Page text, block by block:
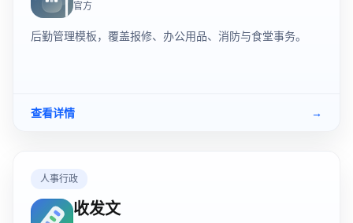
官方
后勤管理模板，覆盖报修、办公用品、消防与食堂事务。
查看详情 →
人事行政
收发文